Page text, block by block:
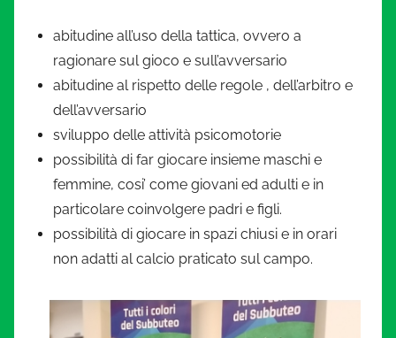
abitudine all’uso della tattica, ovvero a
ragionare sul gioco e sull’avversario
abitudine al rispetto delle regole , dell’arbitro e
dell’avversario
sviluppo delle attività psicomotorie
possibilità di far giocare insieme maschi e
femmine, cosi’ come giovani ed adulti e in
particolare coinvolgere padri e figli.
possibilità di giocare in spazi chiusi e in orari
non adatti al calcio praticato sul campo.